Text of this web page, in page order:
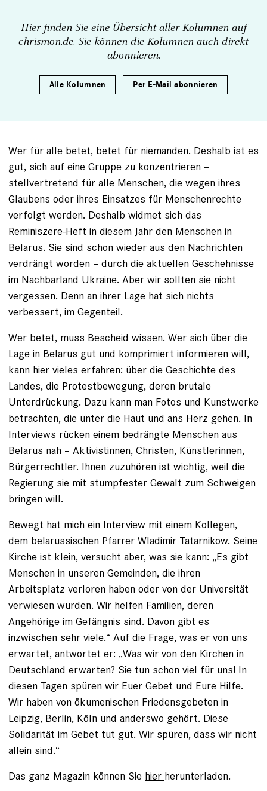
Hier finden Sie eine Übersicht aller Kolumnen auf
chrismon.de. Sie können die Kolumnen auch direkt
abonnieren.
Alle Kolumnen Per E-Mail abonnieren
Wer für alle betet, betet für niemanden. Deshalb ist es
gut, sich auf eine Gruppe zu konzentrieren –
stellvertretend für alle Menschen, die wegen ihres
Glaubens oder ihres Einsatzes für Menschenrechte
verfolgt werden. Deshalb widmet sich das
Reminiszere-Heft in diesem Jahr den Menschen in
Belarus. Sie sind schon wieder aus den Nachrichten
verdrängt worden – durch die aktuellen Geschehnisse
im Nachbarland Ukraine. Aber wir sollten sie nicht
vergessen. Denn an ihrer Lage hat sich nichts
verbessert, im Gegenteil.
Wer betet, muss Bescheid wissen. Wer sich über die
Lage in Belarus gut und komprimiert informieren will,
kann hier vieles erfahren: über die Geschichte des
Landes, die Protestbewegung, deren brutale
Unterdrückung. Dazu kann man Fotos und Kunstwerke
betrachten, die unter die Haut und ans Herz gehen. In
Interviews rücken einem bedrängte Menschen aus
Belarus nah – Aktivistinnen, Christen, Künstlerinnen,
Bürgerrechtler. Ihnen zuzuhören ist wichtig, weil die
Regierung sie mit stumpfester Gewalt zum Schweigen
bringen will.
Bewegt hat mich ein Interview mit einem Kollegen,
dem belarussischen Pfarrer Wladimir Tatarnikow. Seine
Kirche ist klein, versucht aber, was sie kann: „Es gibt
Menschen in unseren Gemeinden, die ihren
Arbeitsplatz verloren haben oder von der Universität
verwiesen wurden. Wir helfen Familien, deren
Angehörige im Gefängnis sind. Davon gibt es
inzwischen sehr viele.“ Auf die Frage, was er von uns
erwartet, antwortet er: „Was wir von den Kirchen in
Deutschland erwarten? Sie tun schon viel für uns! In
diesen Tagen spüren wir Euer Gebet und Eure Hilfe.
Wir haben von ökumenischen Friedensgebeten in
Leipzig, Berlin, Köln und anderswo gehört. Diese
Solidarität im Gebet tut gut. Wir spüren, dass wir nicht
allein sind.“
Das ganz Magazin können Sie hier herunterladen.